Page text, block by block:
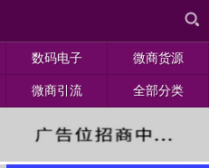
数码电子 微商货源
微商引流 全部分类